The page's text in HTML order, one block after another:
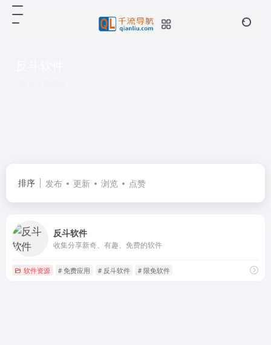
排序 发布 更新 浏览 点赞
反斗软件
收集分享新奇、有趣、免费的软件
软件资源 # 免费应用 # 反斗软件 # 限免软件